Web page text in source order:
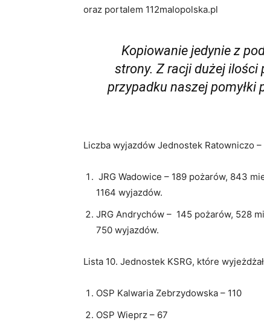
oraz portalem 112malopolska.pl
Kopiowanie jedynie z
strony. Z racji dużej
przypadku naszej
Liczba wyjazdów Jednostek Ratowniczo
JRG Wadowice – 189 pożarów, 843
1164 wyjazdów.
JRG Andrychów – 145 pożarów, 528
750 wyjazdów.
Lista 10. Jednostek KSRG, które
OSP Kalwaria Zebrzydowska – 110
OSP Wieprz – 67